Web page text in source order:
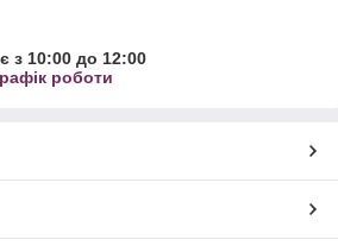
з 10:00 до 12:00
роботи